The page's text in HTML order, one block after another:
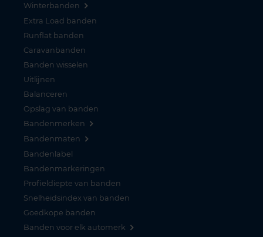
Winterbanden
Extra Load banden
Runflat banden
Caravanbanden
Banden wisselen
Uitlijnen
Balanceren
Opslag van banden
Bandenmerken
Bandenmaten
Bandenlabel
Bandenmarkeringen
Profieldiepte van banden
Snelheidsindex van banden
Goedkope banden
Banden voor elk automerk